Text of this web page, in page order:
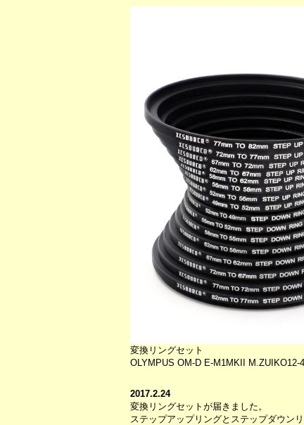
変換リングセット
OLYMPUS OM-D E-M1MKII M.ZUIKO12-
2017.2.24
変換リングセットが届きました。
ステップアップリングとステップダウン